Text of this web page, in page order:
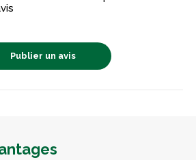
Publier un avis